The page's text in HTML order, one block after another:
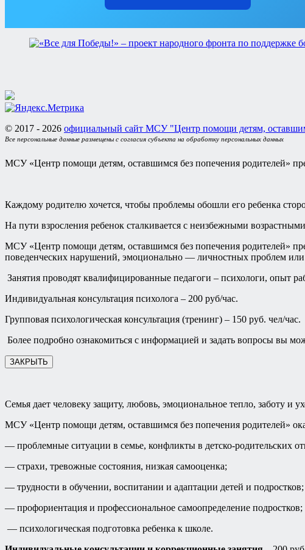
© 2017 - 2026 официальный сайт МСУ "Центр помощи детям,
Все персональные данные размещены с согласия субъекта на обработку персональных данных
МСУ «Центр помощи детям, оставшимся без попечения родителей»
Каждому родителю хочется, чтобы проблемы обошли его ребенка
На пути взросления ребенок сталкивается с неизбежными
МСУ «Центр помощи детям, оставшимся без попечения родителей»
поведенческих нарушений, эмоционально — личностных проблем
Занятия проводят квалифицированные педагоги – психологи, опыт
Индивидуальная консультация психолога – 200 руб/час.
Групповая психологическая консультация (тренинг) – 150 руб. чел/час.
Более подробно ознакомиться с информацией и задать вопросы вы
ЗАКРЫТЬ
Семья дает человеку защиту, любовь, эмоциональное тепло, заботу и
МСУ «Центр помощи детям, оставшимся без попечения родителей»
— проблемные ситуации в семье, конфликты в детско-родительских
— страхи, тревожные состояния, низкая самооценка;
— трудности в обучении, воспитании и адаптации детей и подростков;
— профориентация и профессиональное самоопределение подростков;
— психологическая подготовка ребенка к школе.